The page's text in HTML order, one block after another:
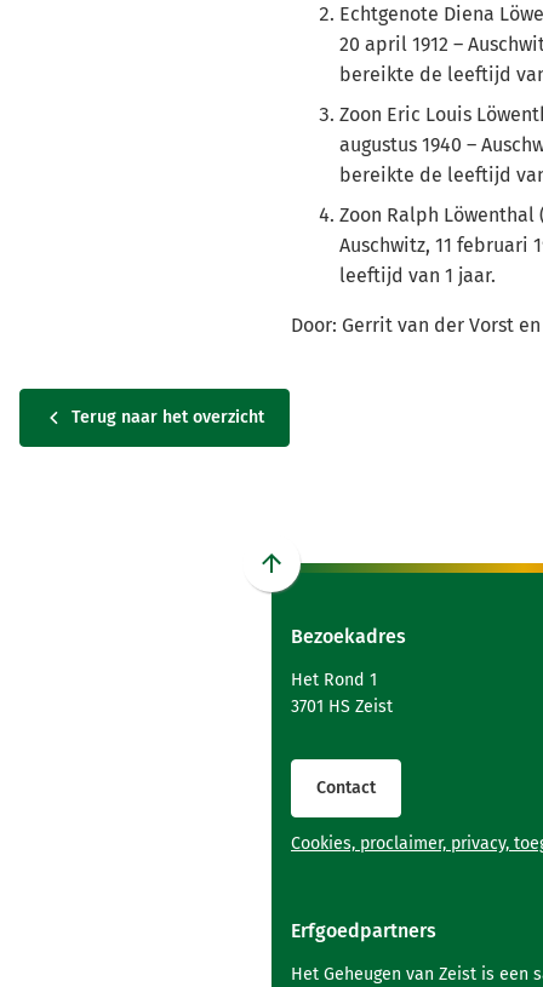
Echtgenote Diena
20 april 1912 –
bereikte de leeftijd
Zoon Eric Louis
augustus 1940 –
bereikte de leeftijd
Zoon Ralph Löwenthal
Auschwitz, 11 februari
leeftijd van 1 jaar.
Door: Gerrit van der Vorst
Terug naar het overzicht
Scroll
boven
het
van
paginainhoud
Bezoekadres
Het Rond 1
3701 HS Zeist
Contact
Cookies, proclaimer, privacy,
Erfgoedpartners
Het Geheugen van Zeist is een